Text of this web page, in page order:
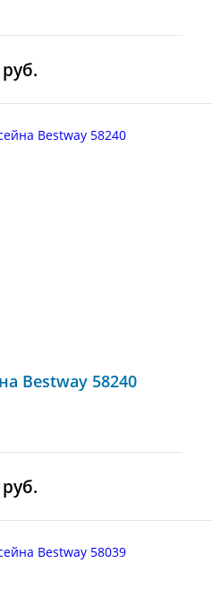
Bestway 58240